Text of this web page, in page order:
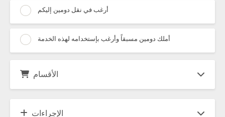
أرغب في نقل دومين إليكم
أملك دومين مسبقاً وأرغب بإستخدامه لهذه الخدمة
الأقسام
الإجراءات